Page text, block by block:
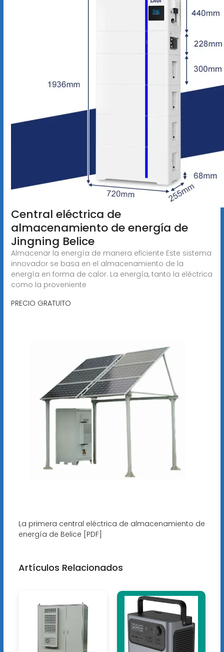
Central eléctrica de
almacenamiento de energía de
Jingning Belice
Almacenar la energía de manera eficiente Este sistema
innovador se basa en el almacenamiento de la
energía en forma de calor. La energía, tanto la eléctrica
como la proveniente
PRECIO GRATUITO
La primera central eléctrica de almacenamiento de
energía de Belice [PDF]
Artículos Relacionados